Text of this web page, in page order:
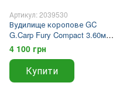
Артикул: 2039530
Вудилище коропове GC
G.Carp Fury Compact 3.60м
3.5lb
4 100 грн
Купити